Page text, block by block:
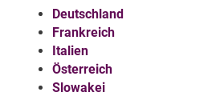
Deutschland
Frankreich
Italien
Österreich
Slowakei